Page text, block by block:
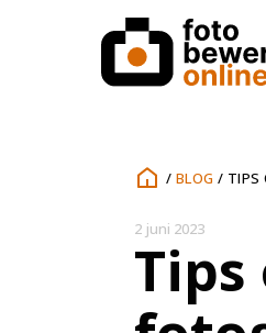
/ BLOG / TIPS
2 juni 2023